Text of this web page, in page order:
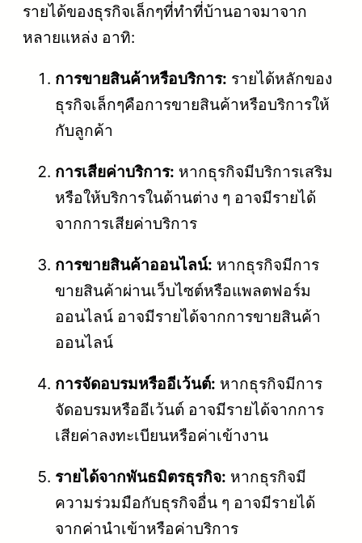
รายได้ของธุรกิจเล็กๆที่ทำที่บ้านอาจมาจาก
หลายแหล่ง อาทิ:
การขายสินค้าหรือบริการ: รายได้หลักของ
ธุรกิจเล็กๆคือการขายสินค้าหรือบริการให้
กับลูกค้า
การเสียค่าบริการ: หากธุรกิจมีบริการเสริม
หรือให้บริการในด้านต่าง ๆ อาจมีรายได้
จากการเสียค่าบริการ
การขายสินค้าออนไลน์: หากธุรกิจมีการ
ขายสินค้าผ่านเว็บไซต์หรือแพลตฟอร์ม
ออนไลน์ อาจมีรายได้จากการขายสินค้า
ออนไลน์
การจัดอบรมหรืออีเว้นต์: หากธุรกิจมีการ
จัดอบรมหรืออีเว้นต์ อาจมีรายได้จากการ
เสียค่าลงทะเบียนหรือค่าเข้างาน
รายได้จากพันธมิตรธุรกิจ: หากธุรกิจมี
ความร่วมมือกับธุรกิจอื่น ๆ อาจมีรายได้
จากค่านำเข้าหรือค่าบริการ